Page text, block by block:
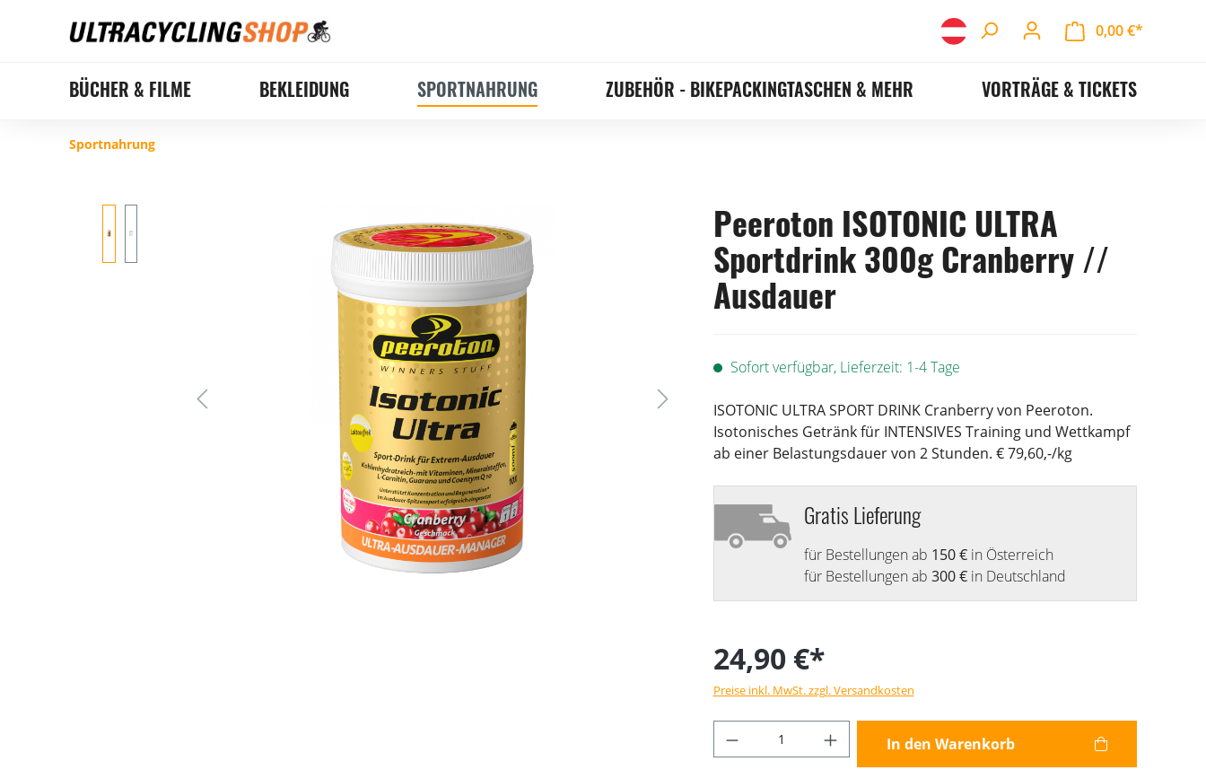
0,00 €*
BÜCHER & FILME BEKLEIDUNG SPORTNAHRUNG ZUBEHÖR - BIKEPACKINGTASCHEN & MEHR VORTRÄGE & TICKETS
Sportnahrung
Peeroton ISOTONIC ULTRA
Sportdrink 300g Cranberry //
Ausdauer
Sofort verfügbar, Lieferzeit: 1-4 Tage
ISOTONIC ULTRA SPORT DRINK Cranberry von Peeroton.
Isotonisches Getränk für INTENSIVES Training und Wettkampf
ab einer Belastungsdauer von 2 Stunden. € 79,60,-/kg
Gratis Lieferung
für Bestellungen ab 150 €in Österreich
für Bestellungen ab 300 €in Deutschland
24,90 €*
Preise inkl. MwSt. zzgl. Versandkosten
Produkt Anzahl: Gib den gewünschten Wert
In den Warenkorb